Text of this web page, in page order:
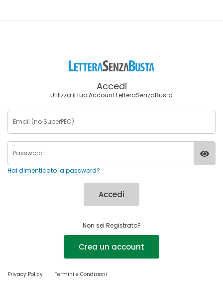
Accedi
Utilizza il tuo Account LetteraSenzaBusta
Hai dimenticato la password?
Accedi
Non sei Registrato?
Crea un account
Privacy Policy Termini e Condizioni